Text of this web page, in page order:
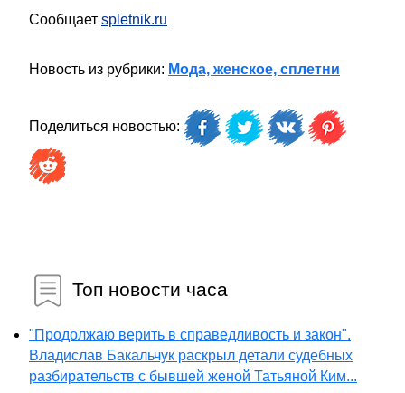
Сообщает spletnik.ru
Новость из рубрики: Мода, женское, сплетни
Поделиться новостью:
Топ новости часа
"Продолжаю верить в справедливость и закон".
Владислав Бакальчук раскрыл детали судебных
разбирательств с бывшей женой Татьяной Ким...